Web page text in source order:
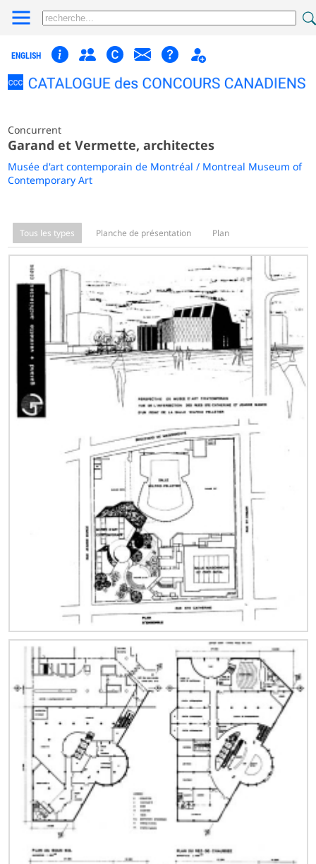
ENGLISH
Concurrent
Garand et Vermette, architectes
Musée d'art contemporain de Montréal / Montreal Museum of
Contemporary Art
Tous les types Planche de présentation Plan